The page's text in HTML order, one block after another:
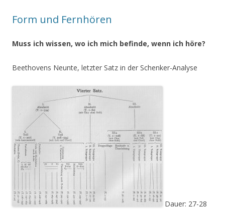
Form und Fernhören
Muss ich wissen, wo ich mich befinde, wenn ich höre?
Beethovens Neunte, letzter Satz in der Schenker-Analyse
Dauer: 27-28